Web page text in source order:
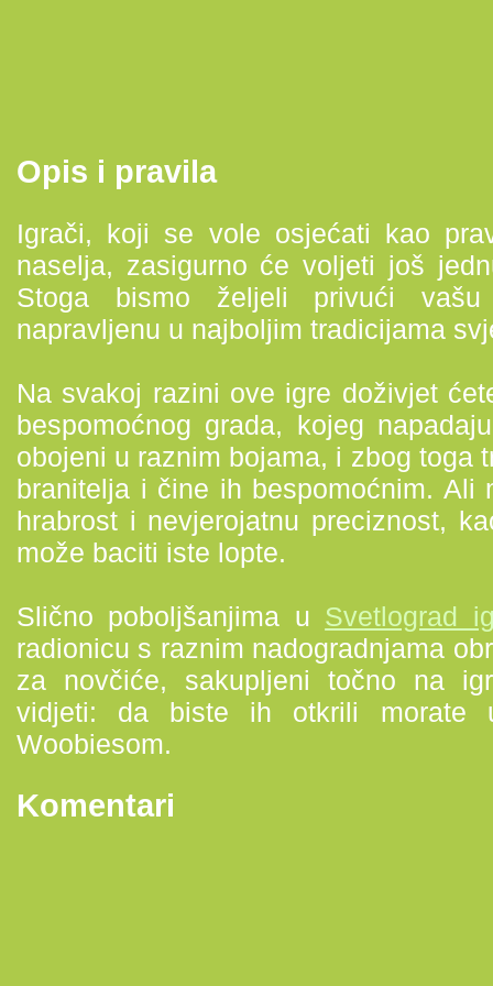
Opis i pravila
Igrači, koji se vole osjećati kao
naselja, zasigurno će voljeti još
Stoga bismo željeli privući
napravljenu u najboljim tradicijama
Na svakoj razini ove igre doživjet
bespomoćnog grada, kojeg
obojeni u raznim bojama, i zbog toga
branitelja i čine ih bespomoćnim. Ali
hrabrost i nevjerojatnu preciznost,
može baciti iste lopte.
Slično poboljšanjima u Svetlograd
radionicu s raznim nadogradnjama
za novčiće, sakupljeni točno na
vidjeti: da biste ih otkrili morate
Woobiesom.
Komentari